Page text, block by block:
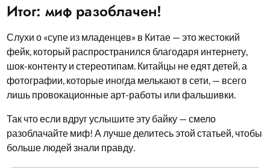
Итог: миф разоблачен!
Слухи о «супе из младенцев» в Китае — это жестокий
фейк, который распространился благодаря интернету,
шок-контенту и стереотипам. Китайцы не едят детей, а
фотографии, которые иногда мелькают в сети, — всего
лишь провокационные арт-работы или фальшивки.
Так что если вдруг услышите эту байку — смело
разоблачайте миф! А лучше делитесь этой статьей, чтобы
больше людей знали правду.